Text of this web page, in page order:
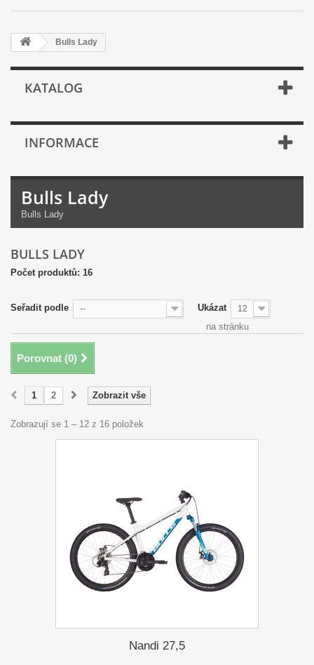
Bulls Lady
KATALOG
INFORMACE
Bulls Lady
Bulls Lady
BULLS LADY
Počet produktů: 16
Seřadit podle -- Ukázat 12
na stránku
Porovnat (0)
Zobrazit vše
1 2
Zobrazují se 1 – 12 z 16 položek
Nandi 27,5